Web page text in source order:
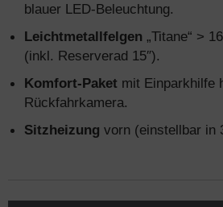
blauer LED-Beleuchtung.
Leichtmetallfelgen „Titane“ >
(inkl. Reserverad 15″).
Komfort-Paket mit Einparkhilfe
Rückfahrkamera.
Sitzheizung vorn (einstellbar in